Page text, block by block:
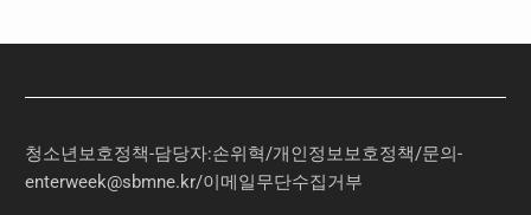
청소년보호정책-담당자:손위혁/개인정보보호정책/문의-
enterweek@sbmne.kr/이메일무단수집거부